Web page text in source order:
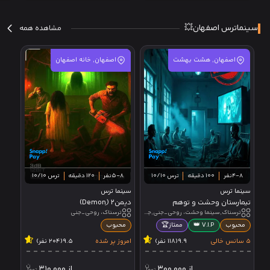
سینماترس اصفهان💥 مشاهده همه
اصفهان, هشت بهشت
4-8نفر 100 دقیقه ترس 10/10
سینما ترس
تیمارستان وحشت و توهم
ترسناک,سینما وحشت، روحی_جنی,جامپ اسکیر
محبوب V.I.P 👑
ممتاز🏆
5 سانس خالی
9.9(118 نفر)
اصفهان, خانه اصفهان
5-8نفر 120 دقیقه ترس 10/10
سینما ترس
دیمن2 (ِDemon)
ترسناک، روحی_جنی
محبوب
امروز پر شده
9.5(204 نفر)